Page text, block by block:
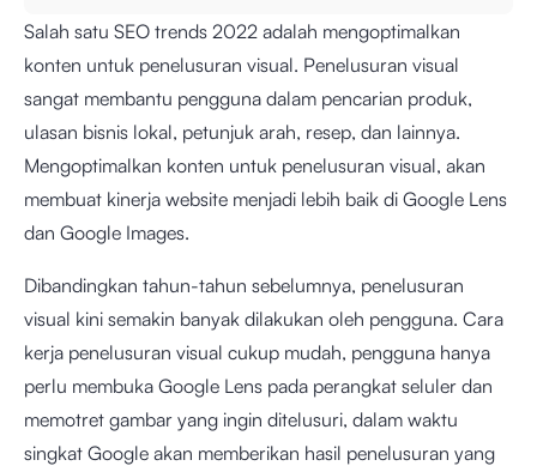
Salah satu SEO trends 2022 adalah mengoptimalkan
konten untuk penelusuran visual. Penelusuran visual
sangat membantu pengguna dalam pencarian produk,
ulasan bisnis lokal, petunjuk arah, resep, dan lainnya.
Mengoptimalkan konten untuk penelusuran visual, akan
membuat kinerja website menjadi lebih baik di Google Lens
dan Google Images.
Dibandingkan tahun-tahun sebelumnya, penelusuran
visual kini semakin banyak dilakukan oleh pengguna. Cara
kerja penelusuran visual cukup mudah, pengguna hanya
perlu membuka Google Lens pada perangkat seluler dan
memotret gambar yang ingin ditelusuri, dalam waktu
singkat Google akan memberikan hasil penelusuran yang